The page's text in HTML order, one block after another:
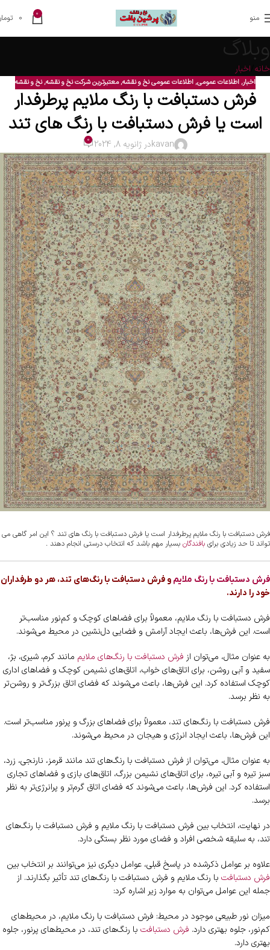
منو 0
0
وبلاگ
خانه اخبار
اخبار,اطلاعات عمومی,اطلاعات عمومی نخ و نقشه,معتبرترین شرکت نخ و نقشه,نخ و نقشه
فرش دستبافت با رنگ ملایم پرطرفدار
است یا فرش دستبافت با رنگ های تند
kavanدر ژانویه 8, 2024 0
فرش دستبافت با رنگ ملایم پرطرفدار است یا فرش دستبافت با رنگ های تند ؟ این امر گاهی می
تواند تا حد زیادی برای بافندگان بسیار مهم باشد که انتخاب درستی انجام دهند .
فرش دستبافت با رنگ ملایم و فرش دستبافت با رنگ‌های تند، هر دو طرفداران
خود را دارند.
فرش دستبافت با رنگ ملایم، معمولاً برای فضاهای کوچک و کم‌نور مناسب‌تر
است. این فرش‌ها، باعث ایجاد آرامش و فضایی دل‌نشین در محیط می‌شوند.
به عنوان مثال، می‌توان از فرش دستبافت با رنگ‌های ملایم مانند کرم، شیری، بژ،
سفید و آبی روشن، برای اتاق‌های خواب، اتاق‌های نشیمن کوچک و فضاهای اداری
کوچک استفاده کرد. این فرش‌ها، باعث می‌شوند که فضای اتاق بزرگ‌تر و روشن‌تر
به نظر برسد.
فرش دستبافت با رنگ‌های تند، معمولاً برای فضاهای بزرگ و پرنور مناسب‌تر است.
این فرش‌ها، باعث ایجاد انرژی و هیجان در محیط می‌شوند.
به عنوان مثال، می‌توان از فرش دستبافت با رنگ‌های تند مانند قرمز، نارنجی، زرد،
سبز تیره و آبی تیره، برای اتاق‌های نشیمن بزرگ، اتاق‌های بازی و فضاهای تجاری
استفاده کرد. این فرش‌ها، باعث می‌شوند که فضای اتاق گرم‌تر و پرانرژی‌تر به نظر
برسد.
در نهایت، انتخاب بین فرش دستبافت با رنگ ملایم و فرش دستبافت با رنگ‌های
تند، به سلیقه شخصی افراد و فضای مورد نظر بستگی دارد.
علاوه بر عوامل ذکرشده در پاسخ قبلی، عوامل دیگری نیز می‌توانند بر انتخاب بین
فرش دستبافت با رنگ ملایم و فرش دستبافت با رنگ‌های تند تأثیر بگذارند. از
جمله این عوامل می‌توان به موارد زیر اشاره کرد:
میزان نور طبیعی موجود در محیط: فرش دستبافت با رنگ ملایم، در محیط‌های
کم‌نور، جلوه بهتری دارد. فرش دستبافت با رنگ‌های تند، در محیط‌های پرنور، جلوه
بهتری دارد.